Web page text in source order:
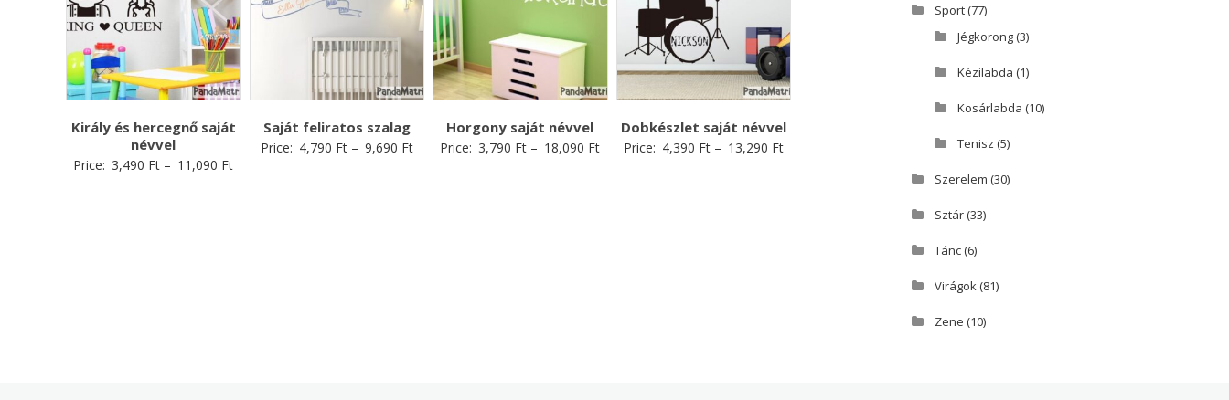
Király és hercegnő saját
névvel
Price: 3,490 Ft – 11,090 Ft
Saját feliratos szalag
Price: 4,790 Ft– 9,690 Ft
Horgony saját névvel
Price: 3,790 Ft – 18,090 Ft
Dobkészlet saját névvel
Price: 4,390 Ft– 13,290 Ft
Sport(77)
Jégkorong(3)
Kézilabda (1)
Kosárlabda (10)
Tenisz (5)
Szerelem (30)
Sztár(33)
Tánc(6)
Virágok(81)
Zene (10)